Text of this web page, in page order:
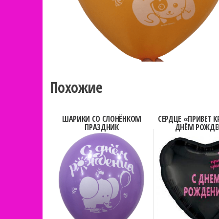
Похожие
ШАРИКИ СО СЛОНЁНКОМ
ПРАЗДНИК
СЕРДЦЕ «ПРИВЕТ
ДНЁМ